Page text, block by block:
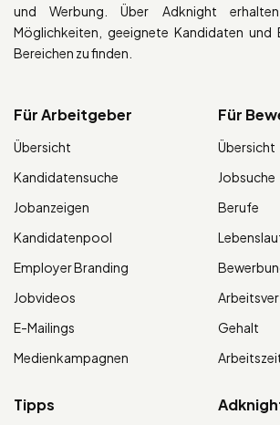
und Werbung. Über Adknight
Möglichkeiten, geeignete Kandidaten und
Bereichen zu finden.
Für Arbeitgeber
Übersicht
Kandidatensuche
Jobanzeigen
Kandidatenpool
Employer Branding
Jobvideos
E-Mailings
Medienkampagnen
Für
Übersicht
Jobsuche
Berufe
Gehalt
Tipps